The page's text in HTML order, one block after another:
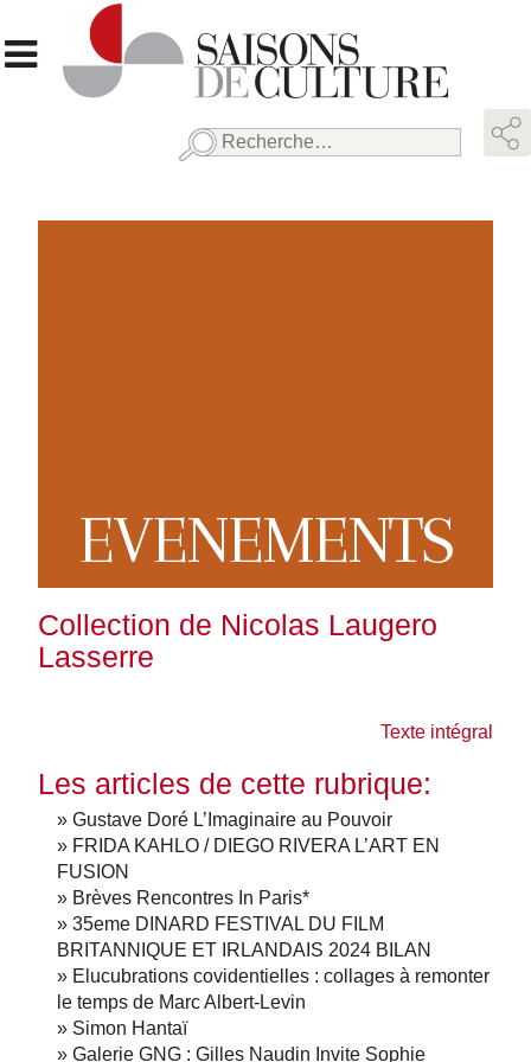
Rechercher :
EVENEMENTS
Collection de Nicolas Laugero
Lasserre
Texte intégral
Les articles de cette rubrique:
» Gustave Doré L’Imaginaire au Pouvoir
» FRIDA KAHLO / DIEGO RIVERA L’ART EN
FUSION
» Brèves Rencontres In Paris*
» 35eme DINARD FESTIVAL DU FILM
BRITANNIQUE ET IRLANDAIS 2024 BILAN
» Elucubrations covidentielles : collages à remonter
le temps de Marc Albert-Levin
» Simon Hantaï
» Galerie GNG : Gilles Naudin Invite Sophie